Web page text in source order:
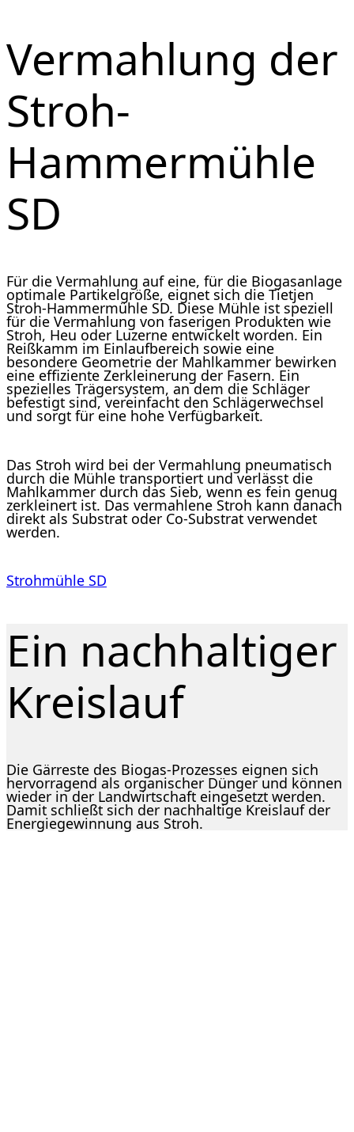
Vermahlung der
Stroh-
Hammermühle
SD
Für die Vermahlung auf eine, für die Biogasanlage
optimale Partikelgröße, eignet sich die Tietjen
Stroh-Hammermühle SD. Diese Mühle ist speziell
für die Vermahlung von faserigen Produkten wie
Stroh, Heu oder Luzerne entwickelt worden. Ein
Reißkamm im Einlaufbereich sowie eine
besondere Geometrie der Mahlkammer bewirken
eine effiziente Zerkleinerung der Fasern. Ein
spezielles Trägersystem, an dem die Schläger
befestigt sind, vereinfacht den Schlägerwechsel
und sorgt für eine hohe Verfügbarkeit.
Das Stroh wird bei der Vermahlung pneumatisch
durch die Mühle transportiert und verlässt die
Mahlkammer durch das Sieb, wenn es fein genug
zerkleinert ist. Das vermahlene Stroh kann danach
direkt als Substrat oder Co-Substrat verwendet
werden.
Strohmühle SD
Ein nachhaltiger
Kreislauf
Die Gärreste des Biogas-Prozesses eignen sich
hervorragend als organischer Dünger und können
wieder in der Landwirtschaft eingesetzt werden.
Damit schließt sich der nachhaltige Kreislauf der
Energiegewinnung aus Stroh.